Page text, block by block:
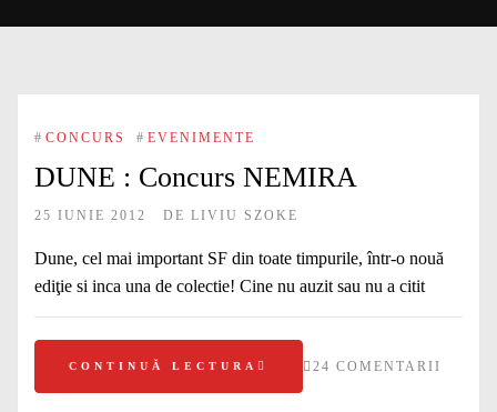
# CONCURS # EVENIMENTE
DUNE : Concurs NEMIRA
25 IUNIE 2012 DE LIVIU SZOKE
Dune, cel mai important SF din toate timpurile, într-o nouă
ediţie si inca una de colectie! Cine nu auzit sau nu a citit
CONTINUĂ LECTURA 24 COMENTARII